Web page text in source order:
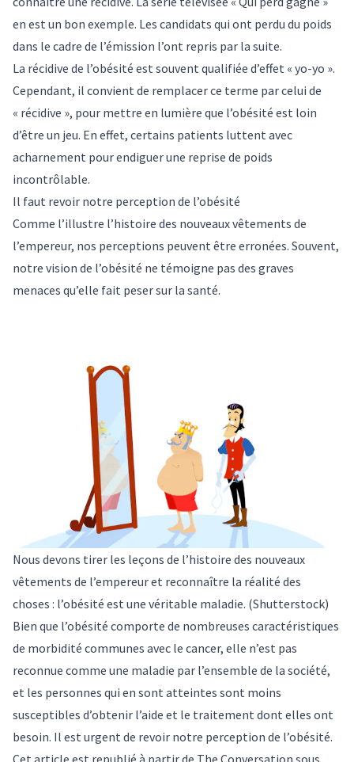
en est un bon exemple. Les candidats qui ont perdu du poids
dans le cadre de l’émission l’ont repris par la suite.
La récidive de l’obésité est souvent qualifiée d’effet « yo-yo ».
Cependant, il convient de remplacer ce terme par celui de
« récidive », pour mettre en lumière que l’obésité est loin
d’être un jeu. En effet, certains patients luttent avec
acharnement pour endiguer une reprise de poids
incontrôlable.
Il faut revoir notre perception de l’obésité
Comme l’illustre l’histoire des nouveaux vêtements de
l’empereur, nos perceptions peuvent être erronées. Souvent,
notre vision de l’obésité ne témoigne pas des graves
menaces qu’elle fait peser sur la santé.
Nous devons tirer les leçons de l’histoire des nouveaux
vêtements de l’empereur et reconnaître la réalité des
choses : l’obésité est une véritable maladie. (Shutterstock)
Bien que l’obésité comporte de nombreuses caractéristiques
de morbidité communes avec le cancer, elle n’est pas
reconnue comme une maladie par l’ensemble de la société,
et les personnes qui en sont atteintes sont moins
susceptibles d’obtenir l’aide et le traitement dont elles ont
besoin. Il est urgent de revoir notre perception de l’obésité.